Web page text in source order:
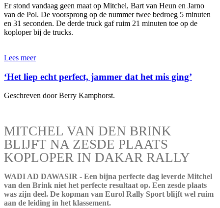
Er stond vandaag geen maat op Mitchel, Bart van Heun en Jarno
van de Pol. De voorsprong op de nummer twee bedroeg 5 minuten
en 31 seconden. De derde truck gaf ruim 21 minuten toe op de
koploper bij de trucks.
Lees meer
‘Het liep echt perfect, jammer dat het mis ging’
Geschreven door Berry Kamphorst.
MITCHEL VAN DEN BRINK
BLIJFT NA ZESDE PLAATS
KOPLOPER IN DAKAR RALLY
WADI AD DAWASIR - Een bijna perfecte dag leverde Mitchel
van den Brink niet het perfecte resultaat op. Een zesde plaats
was zijn deel. De kopman van Eurol Rally Sport blijft wel ruim
aan de leiding in het klassement.